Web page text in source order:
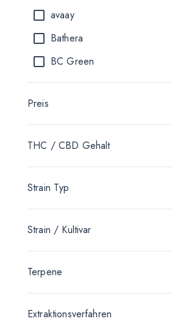
avaay
Bathera
BC Green
Bedrocan
Cannamedical
Demecan
Four 20 Pharma
Herbasana
IUVO Therapeutics
Preis
THC / CBD Gehalt
Strain Typ
Strain / Kultivar
Terpene
Extraktionsverfahren